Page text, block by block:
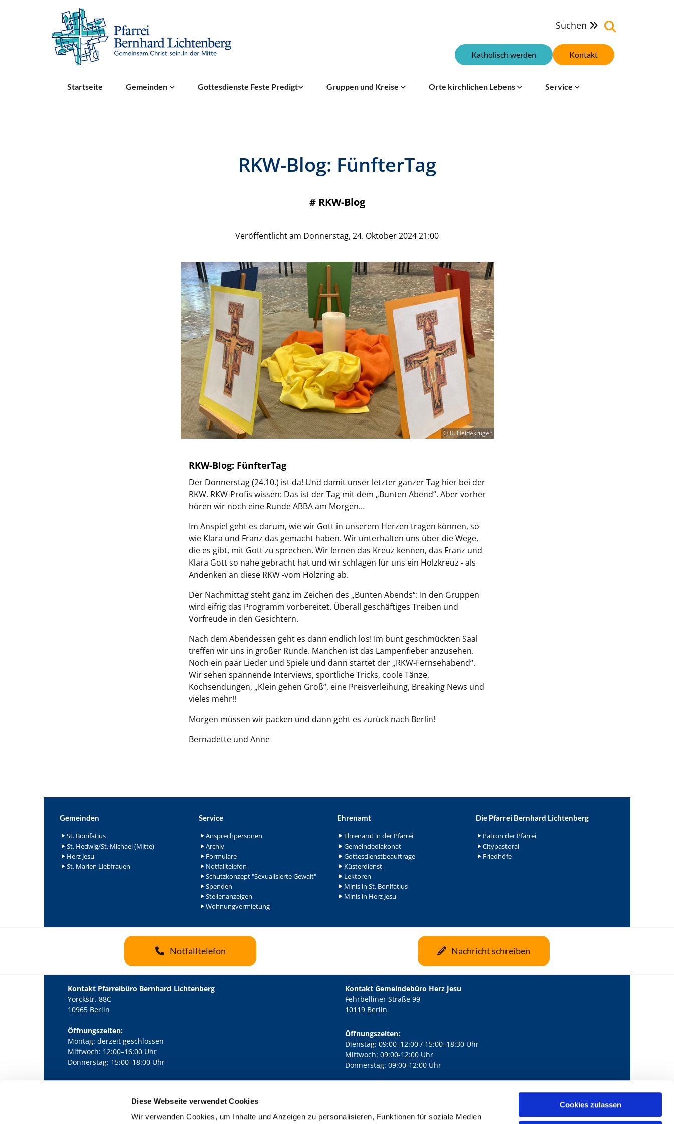
Diese Webseite verwendet Cookies
Wir verwenden Cookies, um Inhalte und Anzeigen zu personalisieren, Funktionen für soziale Medien
Cookies zulassen
Suchen 
Kontakt
Katholisch werden
Startseite Gemeinden Gottesdienste Feste Predigt Gruppen und Kreise Orte kirchlichen Lebens Service
RKW-Blog: FünfterTag
# RKW-Blog
Veröffentlicht am Donnerstag, 24. Oktober 2024 21:00
© B. Heidekrüger
RKW-Blog: FünfterTag
Der Donnerstag (24.10.) ist da! Und damit unser letzter ganzer Tag hier bei der
RKW. RKW-Profis wissen: Das ist der Tag mit dem „Bunten Abend“. Aber vorher
hören wir noch eine Runde ABBA am Morgen…
Im Anspiel geht es darum, wie wir Gott in unserem Herzen tragen können, so
wie Klara und Franz das gemacht haben. Wir unterhalten uns über die Wege,
die es gibt, mit Gott zu sprechen. Wir lernen das Kreuz kennen, das Franz und
Klara Gott so nahe gebracht hat und wir schlagen für uns ein Holzkreuz - als
Andenken an diese RKW -vom Holzring ab.
Der Nachmittag steht ganz im Zeichen des „Bunten Abends“: In den Gruppen
wird eifrig das Programm vorbereitet. Überall geschäftiges Treiben und
Vorfreude in den Gesichtern.
Nach dem Abendessen geht es dann endlich los! Im bunt geschmückten Saal
treffen wir uns in großer Runde. Manchen ist das Lampenfieber anzusehen.
Noch ein paar Lieder und Spiele und dann startet der „RKW-Fernsehabend“.
Wir sehen spannende Interviews, sportliche Tricks, coole Tänze,
Kochsendungen, „Klein gehen Groß“, eine Preisverleihung, Breaking News und
vieles mehr!!
Morgen müssen wir packen und dann geht es zurück nach Berlin!
Bernadette und Anne
Gemeinden
St. Bonifatius
St. Hedwig/St. Michael (Mitte)
Herz Jesu
St. Marien Liebfrauen
Service
Ansprechpersonen
Archiv
Formulare
Notfalltelefon
Schutzkonzept "Sexualisierte Gewalt"
Spenden
Stellenanzeigen
Wohnungvermietung
Ehrenamt
Ehrenamt in der Pfarrei
Gemeindediakonat
Gottesdienstbeauftrage
Küsterdienst
Lektoren
Minis in St. Bonifatius
Minis in Herz Jesu
Die Pfarrei Bernhard Lichtenberg
Patron der Pfarrei
Citypastoral
Friedhöfe
Notfalltelefon Nachricht schreiben
Kontakt Pfarreibüro Bernhard Lichtenberg
Yorckstr. 88C
10965 Berlin
Öffnungszeiten:
Montag: derzeit geschlossen
Mittwoch: 12:00–16:00 Uhr
Donnerstag: 15:00–18:00 Uhr
Kontakt Gemeindebüro Herz Jesu
Fehrbelliner Straße 99
10119 Berlin
Öffnungszeiten:
Dienstag: 09:00–12:00 / 15:00–18:30 Uhr
Mittwoch: 09:00-12:00 Uhr
Donnerstag: 09:00-12:00 Uhr
Kath. Kirchengemeinde Pfarrei Bernhard Lichtenberg Berlin-Mitte · Yorckstr. 88C, 10965 Berlin mail@bernhard-lichtenberg.berlin
Kontaktinformationen Impressum